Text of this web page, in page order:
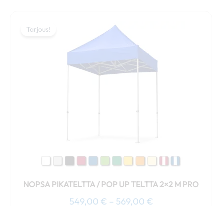
Tarjous!
Tarjous!
NOPSA PIKATELTTA / POP UP TELTTA 2×2 M PRO
549,00 € – 569,00 €
tuotteella